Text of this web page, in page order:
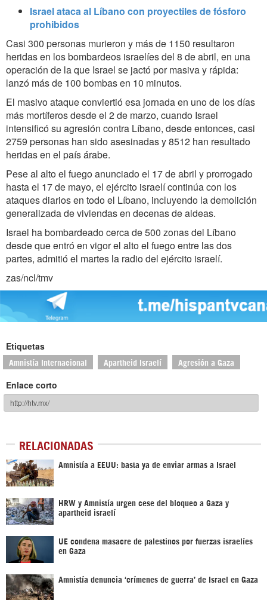
Israel ataca al Líbano con proyectiles de fósforo
prohibidos
Casi 300 personas murieron y más de 1150 resultaron
heridas en los bombardeos israelíes del 8 de abril, en una
operación de la que Israel se jactó por masiva y rápida:
lanzó más de 100 bombas en 10 minutos.
El masivo ataque conviertió esa jornada en uno de los días
más mortíferos desdeel 2 de marzo, cuando Israel
intensificó su agresión contra Líbano, desde entonces, casi
2759 personas han sido asesinadas y 8512 han resultado
heridas en el país árabe.
Pese al alto el fuego anunciado el 17 de abril y prorrogado
hasta el 17 de mayo, el ejército israelí continúa con los
ataques diarios en todo el Líbano, incluyendo la demolición
generalizada de viviendas en decenas de aldeas.
Israel ha bombardeado cerca de 500 zonas del Líbano
desde que entró en vigor el alto el fuego entre las dos
partes, admitió el martes la radio del ejército israelí.
zas/ncl/tmv
Etiquetas
Amnistía Internacional Apartheid Israelí Agresión a Gaza
Enlace corto
RELACIONADAS
Amnistía a EEUU: basta ya de enviar armas a Israel
HRW y Amnistía urgen cese del bloqueo a Gaza y
apartheid israelí
UE condena masacre de palestinos por fuerzas israelíes
en Gaza
Amnistía denuncia ‘crímenes de guerra’ de Israel en Gaza